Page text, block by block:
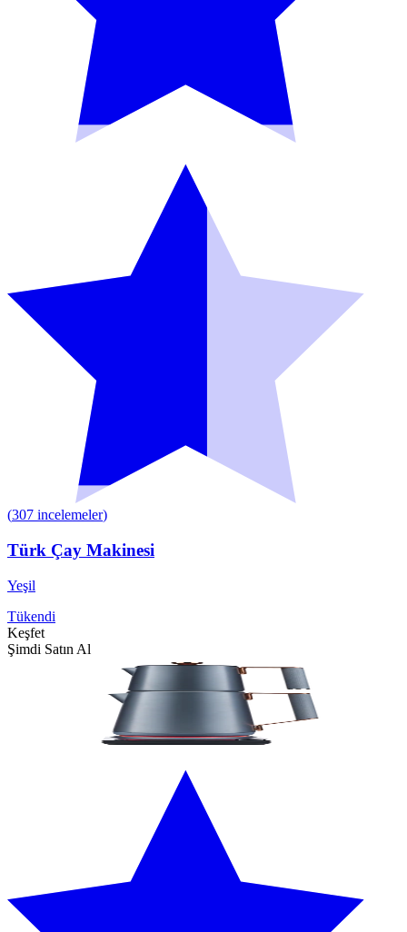
(307 incelemeler)
Türk Çay Makinesi
Yeşil
Tükendi
Keşfet
Şimdi Satın Al